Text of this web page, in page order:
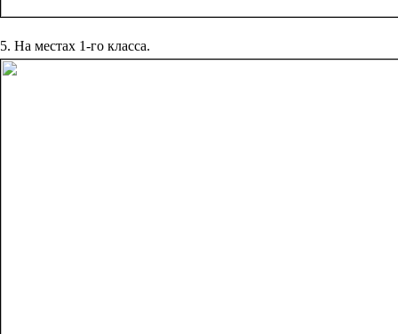
5. На местах 1-го класса.